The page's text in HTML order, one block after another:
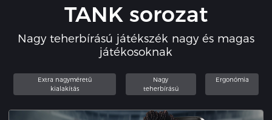
TANK sorozat
Nagy teherbírású játékszék nagy és magas
játékosoknak
Extra nagyméretű
kialakítás
Nagy
teherbírású
Ergonómia